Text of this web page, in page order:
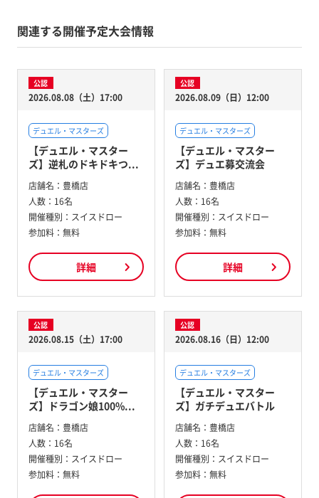
関連する開催予定大会情報
公認
2026.08.08（土）17:00
デュエル・マスターズ
【デュエル・マスター
ズ】逆札のドキドキつ...
店舗名： 豊橋店
人数： 16名
開催種別： スイスドロー
参加料： 無料
詳細
公認
2026.08.09（日）12:00
デュエル・マスターズ
【デュエル・マスター
ズ】デュエ募交流会
店舗名： 豊橋店
人数： 16名
開催種別： スイスドロー
参加料： 無料
詳細
公認
2026.08.15（土）17:00
デュエル・マスターズ
【デュエル・マスター
ズ】ドラゴン娘100%...
店舗名： 豊橋店
人数： 16名
開催種別： スイスドロー
参加料： 無料
公認
2026.08.16（日）12:00
デュエル・マスターズ
【デュエル・マスター
ズ】ガチデュエバトル
店舗名： 豊橋店
人数： 16名
開催種別： スイスドロー
参加料： 無料